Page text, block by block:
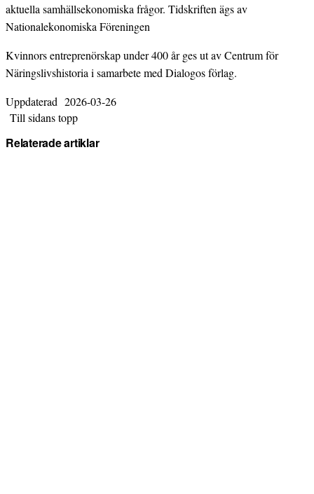
aktuella samhällsekonomiska frågor. Tidskriften ägs av
Nationalekonomiska Föreningen
Kvinnors entreprenörskap under 400 år ges ut av Centrum för
Näringslivshistoria i samarbete med Dialogos förlag.
Uppdaterad 2026-03-26
Till sidans topp
Relaterade artiklar